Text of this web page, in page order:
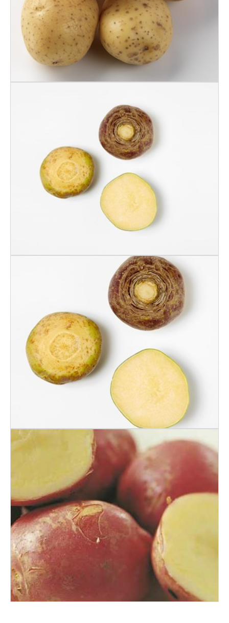
KÅLROT NORSK
VASKET IFCO
KÅLROT VASKET
POTET 10 KG VASKET
PIMPERNEL